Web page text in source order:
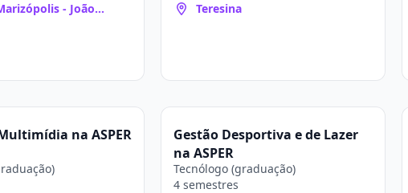
- João
Teresina
na ASPER
Gestão Desportiva e de Lazer
na ASPER
Tecnólogo (graduação)
4 semestres